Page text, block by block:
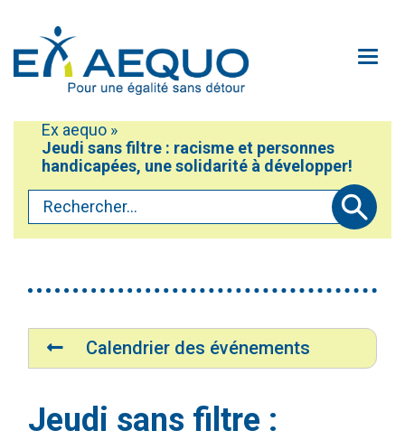
Mobiliser
Participer
Défendre
Accéder au service Oxili
Médias
Faire un don
Plan du site
Vous êtes ici :
Ex aequo »
Jeudi sans filtre : racisme et personnes
handicapées, une solidarité à développer!
Navigation
Calendrier des événements
Jeudi sans filtre :